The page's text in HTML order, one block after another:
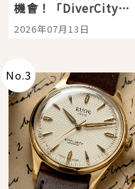
機會！「DiverCity
Tokyo Plaza」搭船、
購物、美食及夜景，一
2026年07月13日
No.3